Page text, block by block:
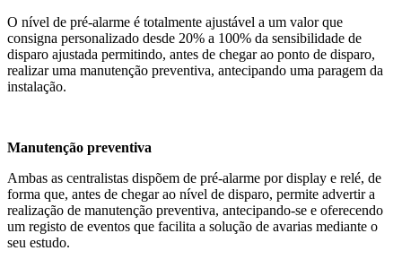
O nível de pré-alarme é totalmente ajustável a um valor que
consigna personalizado desde 20% a 100% da sensibilidade de
disparo ajustada permitindo, antes de chegar ao ponto de disparo,
realizar uma manutenção preventiva, antecipando uma paragem da
instalação.
Manutenção preventiva
Ambas as centralistas dispõem de pré-alarme por display e relé, de
forma que, antes de chegar ao nível de disparo, permite advertir a
realização de manutenção preventiva, antecipando-se e oferecendo
um registo de eventos que facilita a solução de avarias mediante o
seu estudo.